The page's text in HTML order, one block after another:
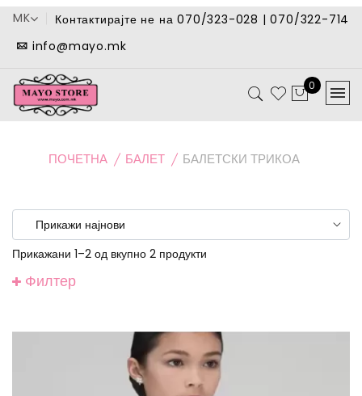
MK
Контактирајте не на 070/323-028 | 070/322-714
info@mayo.mk
0
ПОЧЕТНА БАЛЕТ БАЛЕТСКИ ТРИКОА
Прикажани 1–2 од вкупно 2 продукти
Филтер